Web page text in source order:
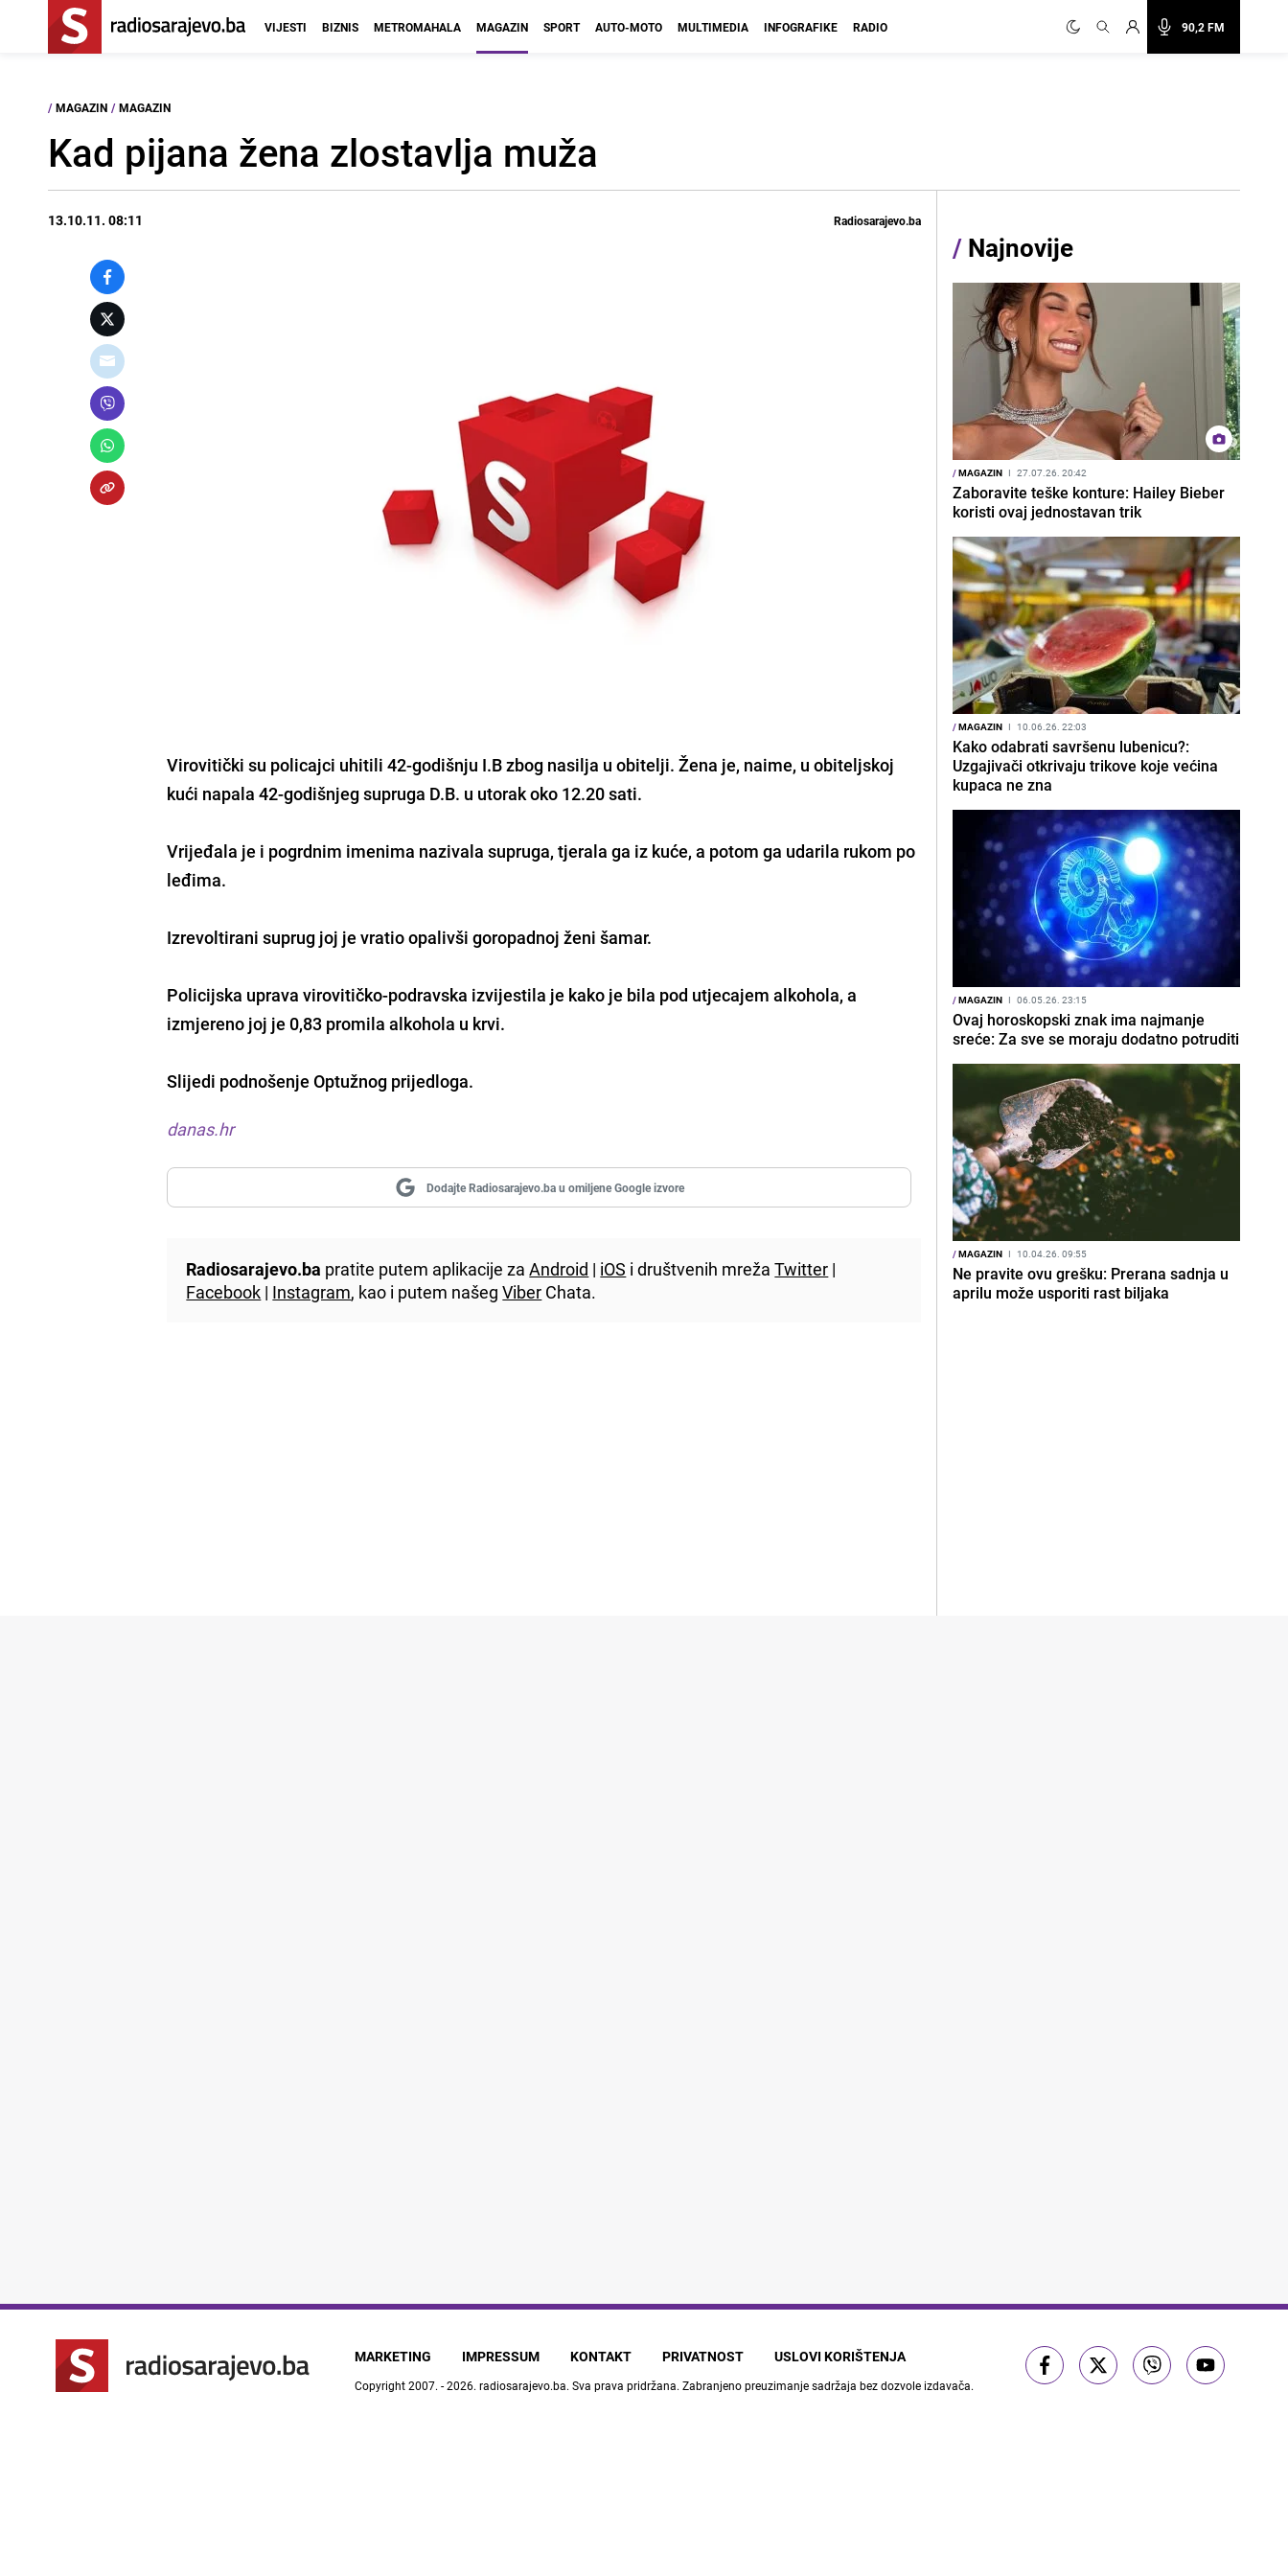
90,2 FM
VIJESTI BIZNIS METROMAHALA MAGAZIN SPORT AUTO-MOTO MULTIMEDIA INFOGRAFIKE RADIO
/ MAGAZIN / MAGAZIN
Kad pijana žena zlostavlja muža
13.10.11. 08:11 Radiosarajevo.ba
Virovitički su policajci uhitili 42-godišnju I.B zbog nasilja u obitelji. Žena je, naime, u obiteljskoj
kući napala 42-godišnjeg supruga D.B. u utorak oko 12.20 sati.
Vrijeđala je i pogrdnim imenima nazivala supruga, tjerala ga iz kuće, a potom ga udarila rukom po
leđima.
Izrevoltirani suprug joj je vratio opalivši goropadnoj ženi šamar.
Policijska uprava virovitičko-podravska izvijestila je kako je bila pod utjecajem alkohola, a
izmjereno joj je 0,83 promila alkohola u krvi.
Slijedi podnošenje Optužnog prijedloga.
danas.hr
Dodajte Radiosarajevo.ba u omiljene Google izvore
Radiosarajevo.ba pratite putem aplikacije zaAndroid | iOS i društvenih mrežaTwitter |
Facebook | Instagram, kao i putem našegViber Chata.
/ Najnovije
/MAGAZIN I 27.07.26. 20:42
Zaboravite teške konture: Hailey Bieber
koristi ovaj jednostavan trik
/MAGAZIN I 10.06.26. 22:03
Kako odabrati savršenu lubenicu?:
Uzgajivači otkrivaju trikove koje većina
kupaca ne zna
/MAGAZIN I 06.05.26. 23:15
Ovaj horoskopski znak ima najmanje
sreće: Za sve se moraju dodatno potruditi
/MAGAZIN I 10.04.26. 09:55
Ne pravite ovu grešku: Prerana sadnja u
aprilu može usporiti rast biljaka
MARKETING IMPRESSUM KONTAKT PRIVATNOST USLOVI KORIŠTENJA
Copyright 2007. - 2026. radiosarajevo.ba. Sva prava pridržana. Zabranjeno preuzimanje sadržaja bez dozvole izdavača.